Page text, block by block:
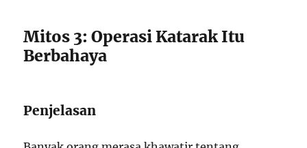
Mitos 3: Operasi Katarak Itu
Berbahaya
Penjelasan